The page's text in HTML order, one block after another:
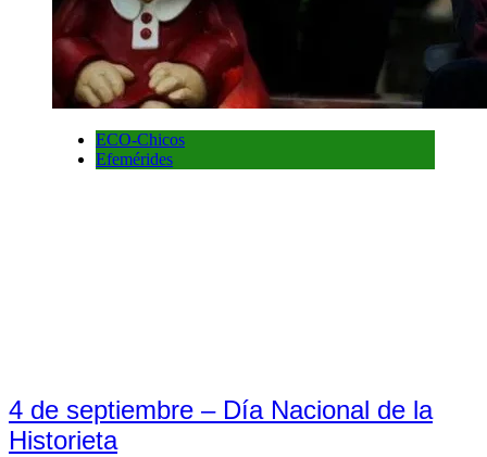
ECO-Chicos
Efemérides
4 de septiembre – Día Nacional de la
Historieta